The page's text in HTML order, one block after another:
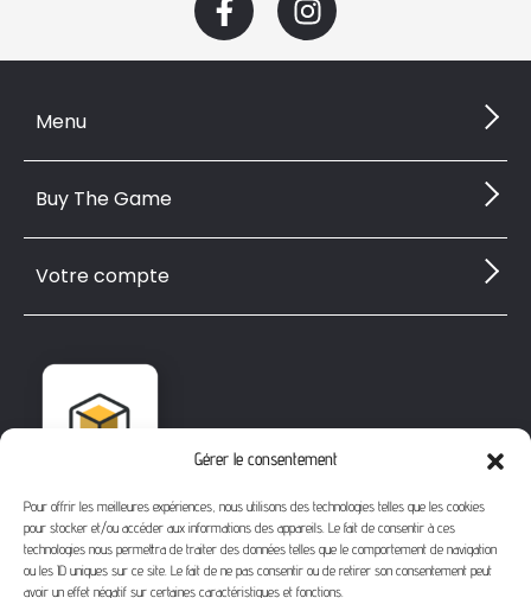
Gérer le consentement
Pour offrir les meilleures expériences, nous utilisons des technologies telles que les cookies
pour stocker et/ou accéder aux informations des appareils. Le fait de consentir à ces
technologies nous permettra de traiter des données telles que le comportement de navigation
ou les ID uniques sur ce site. Le fait de ne pas consentir ou de retirer son consentement peut
avoir un effet négatif sur certaines caractéristiques et fonctions.
Menu
Buy The Game
Votre compte